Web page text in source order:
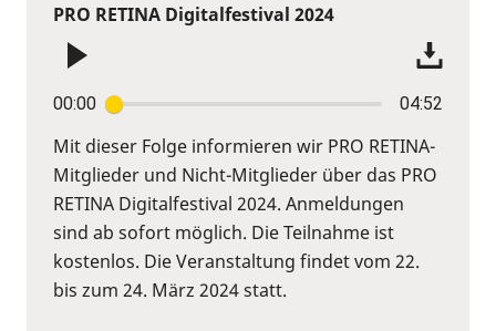
PRO RETINA Digitalfestival 2024
00:00 04:52
Mit dieser Folge informieren wir PRO RETINA-
Mitglieder und Nicht-Mitglieder über das PRO
RETINA Digitalfestival 2024. Anmeldungen
sind ab sofort möglich. Die Teilnahme ist
kostenlos. Die Veranstaltung findet vom 22.
bis zum 24. März 2024 statt.